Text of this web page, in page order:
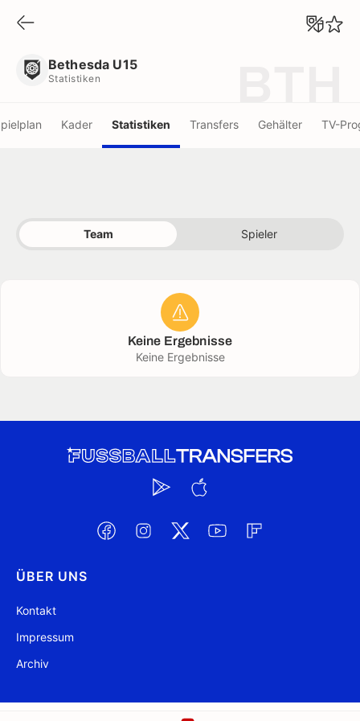
Bethesda U15
Statistiken
Kader Statistiken Transfers Gehälter TV-
Team Spieler
Keine Ergebnisse
Keine Ergebnisse
ÜBER UNS
Kontakt
Impressum
Archiv